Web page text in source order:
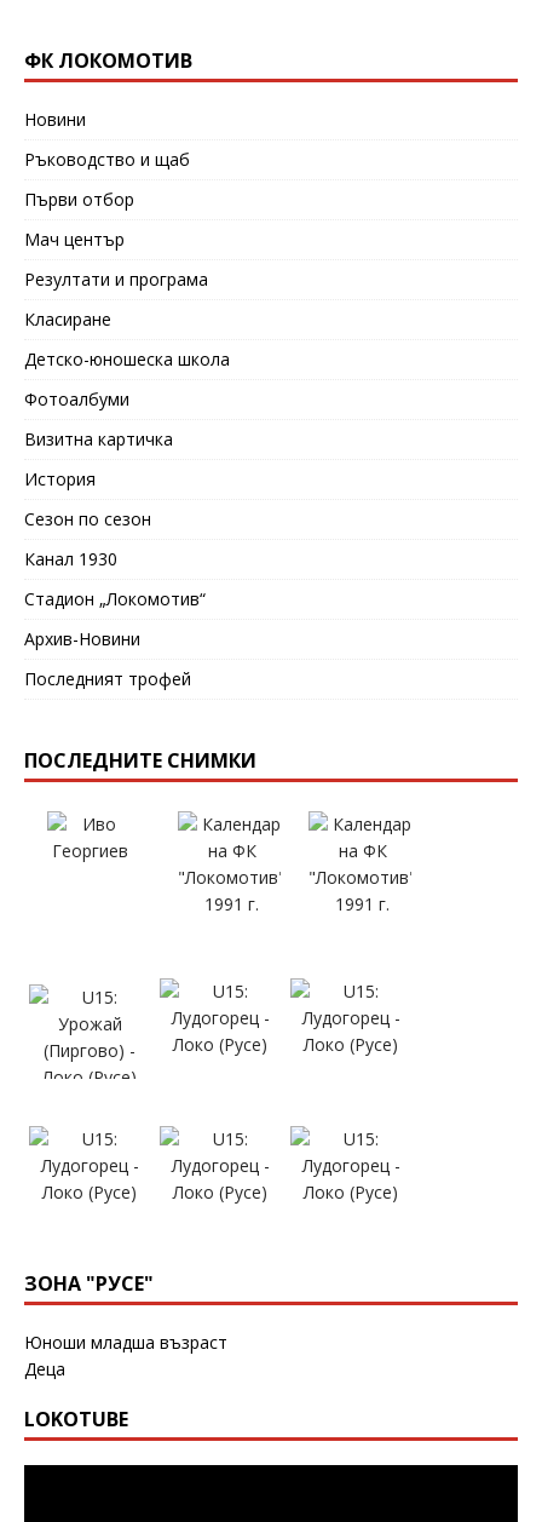
ФК ЛОКОМОТИВ
Новини
Ръководство и щаб
Първи отбор
Мач център
Резултати и програма
Класиране
Детско-юношеска школа
Фотоалбуми
Визитна картичка
История
Сезон по сезон
Канал 1930
Стадион „Локомотив“
Архив-Новини
Последният трофей
ПОСЛЕДНИТЕ СНИМКИ
ЗОНА "РУСЕ"
Юноши младша възраст
Деца
LOKOTUBE